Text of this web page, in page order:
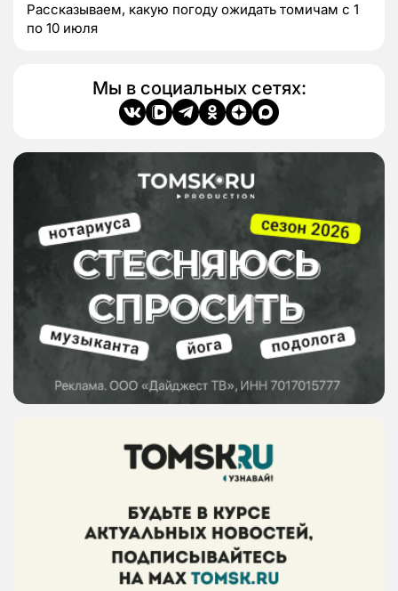
Рассказываем, какую погоду ожидать томичам с 1
по 10 июля
Мы в социальных сетях: